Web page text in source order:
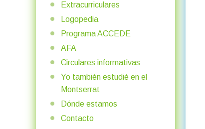
Extracurriculares
Logopedia
Programa ACCEDE
AFA
Circulares informativas
Yo también estudié en el
Montserrat
Dónde estamos
Contacto